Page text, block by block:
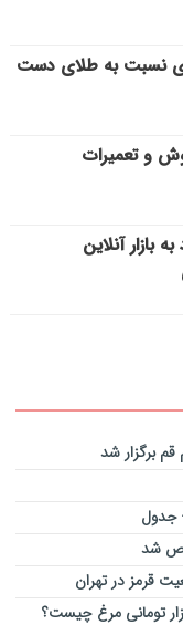
نسبت به طلای دست
و تعمیرات
بازار آنلاین
برگزار شد
شد
قرمز در تهران